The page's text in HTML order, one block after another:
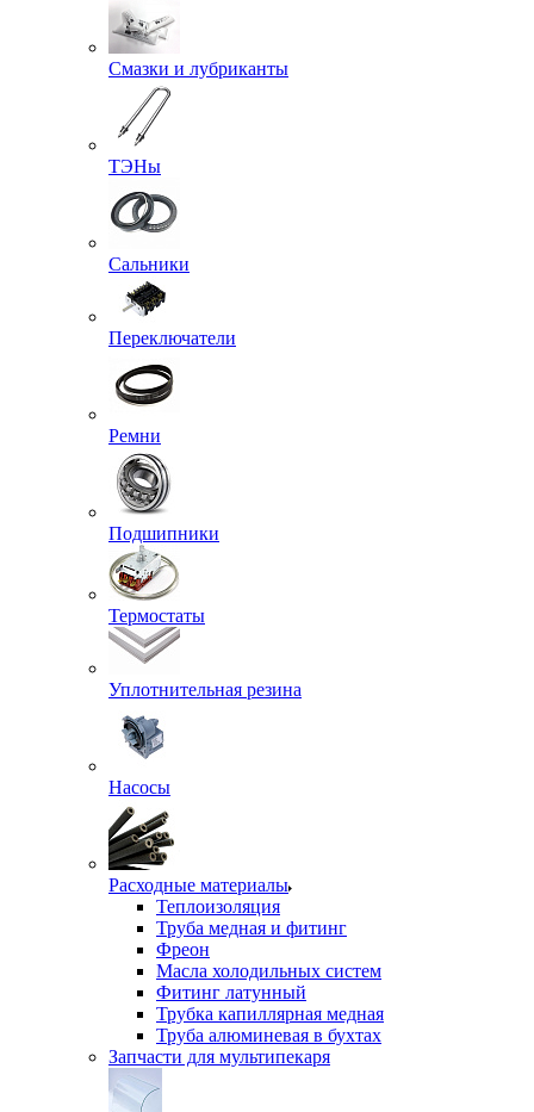
Смазки и лубриканты
ТЭНы
Сальники
Переключатели
Ремни
Подшипники
Термостаты
Уплотнительная резина
Насосы
Расходные материалы
Теплоизоляция
Труба медная и фитинг
Фреон
Масла холодильных систем
Фитинг латунный
Трубка капиллярная медная
Труба алюминевая в бухтах
Запчасти для мультипекаря